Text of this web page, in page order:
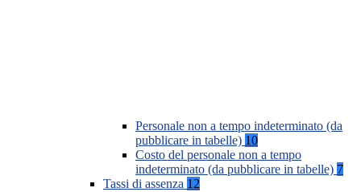
Personale non a tempo indeterminato (da
pubblicare in tabelle) 10
Costo del personale non a tempo
indeterminato (da pubblicare in tabelle) 7
Tassi di assenza 12